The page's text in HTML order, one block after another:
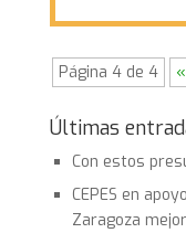
Página 4 de 4 «
Últimas
Con estos
CEPES en
Zaragoza mejor